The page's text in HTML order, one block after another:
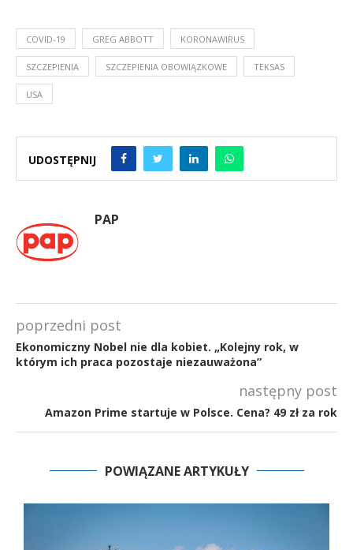
COVID-19 GREG ABBOTT KORONAWIRUS
SZCZEPIENIA SZCZEPIENIA OBOWIĄZKOWE TEKSAS
USA
UDOSTĘPNIJ
PAP
poprzedni post
Ekonomiczny Nobel nie dla kobiet. „Kolejny rok, w
którym ich praca pozostaje niezauważona”
następny post
Amazon Prime startuje w Polsce. Cena? 49 zł za rok
POWIĄZANE ARTYKUŁY